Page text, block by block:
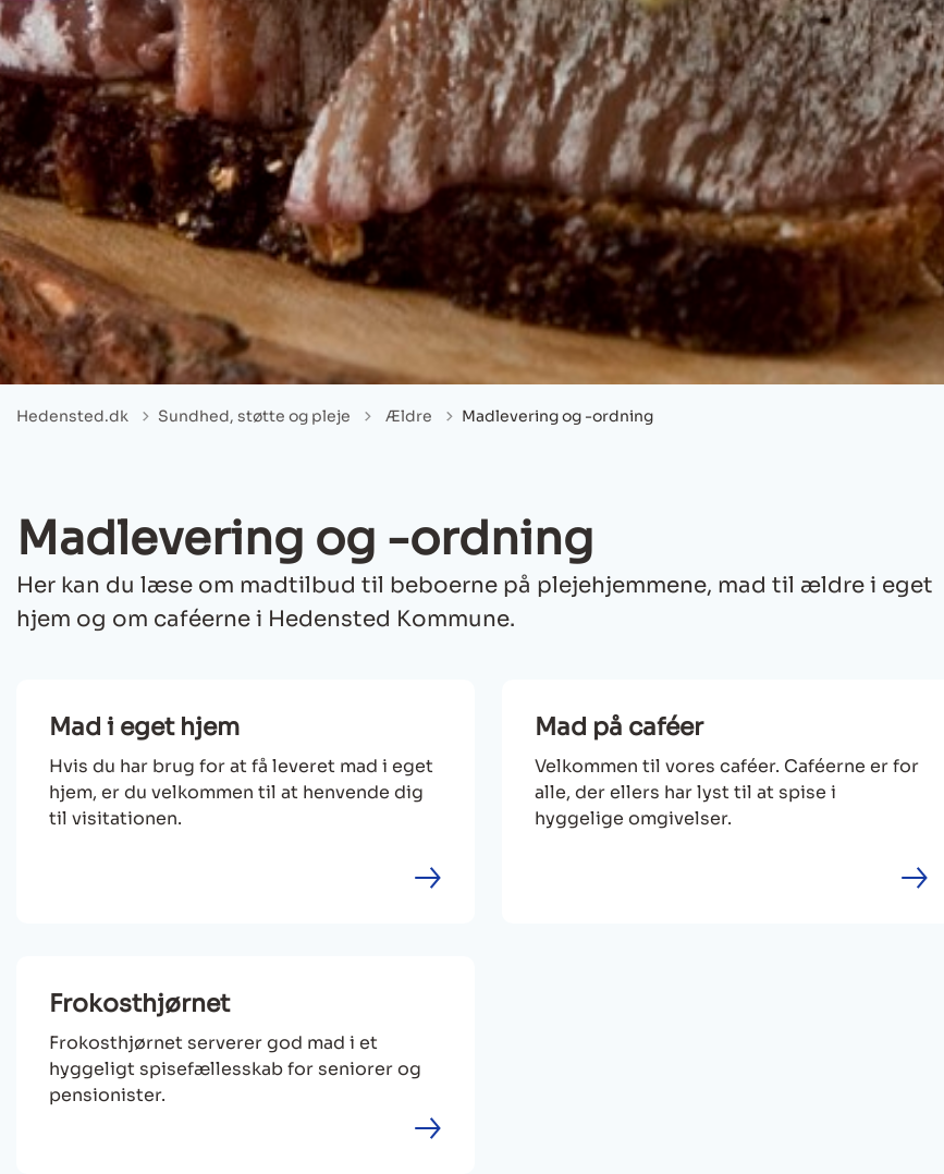
Hedensted.dk Sundhed, støtte og pleje Tilbage til
Ældre Madlevering og -ordning
Madlevering og -ordning
Her kan du læse om madtilbud til beboerne på plejehjemmene, mad til ældre i eget
hjem og om caféerne i Hedensted Kommune.
Mad i eget hjem
Hvis du har brug for at få leveret mad i eget
hjem, er du velkommen til at henvende dig
til visitationen.
Mad på caféer
Velkommen til vores caféer. Caféerne er for
alle, der ellers har lyst til at spise i
hyggelige omgivelser.
Frokosthjørnet
Frokosthjørnet serverer god mad i et
hyggeligt spisefællesskab for seniorer og
pensionister.